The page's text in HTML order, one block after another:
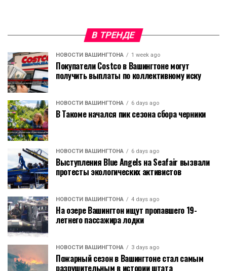
В ТРЕНДЕ
НОВОСТИ ВАШИНГТОНА 1 week ago
Покупатели Costco в Вашингтоне могут
получить выплаты по коллективному иску
НОВОСТИ ВАШИНГТОНА 6 days ago
В Такоме начался пик сезона сбора черники
НОВОСТИ ВАШИНГТОНА 6 days ago
Выступления Blue Angels на Seafair вызвали
протесты экологических активистов
НОВОСТИ ВАШИНГТОНА 4 days ago
На озере Вашингтон ищут пропавшего 19-
летнего пассажира лодки
НОВОСТИ ВАШИНГТОНА 3 days ago
Пожарный сезон в Вашингтоне стал самым
разрушительным в истории штата